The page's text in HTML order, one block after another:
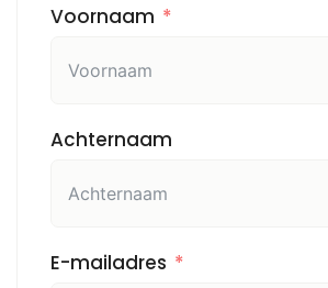
Voornaam
Achternaam
E-mailadres